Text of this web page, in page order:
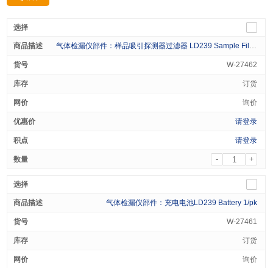
气体检漏仪部件：样品吸引探测器过滤器 LD239 Sample Filter 1/pk
W-27462
订货
询价
请登录
请登录
- +
气体检漏仪部件：充电电池LD239 Battery 1/pk
W-27461
订货
询价